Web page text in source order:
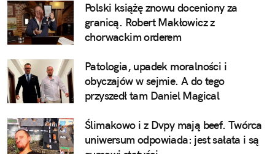
Polski książę znowu doceniony za
granicą. Robert Makłowicz z
chorwackim orderem
Patologia, upadek moralności i
obyczajów w sejmie. A do tego
przyszedł tam Daniel Magical
Ślimakowo i z Dvpy mają beef. Twórca
uniwersum odpowiada: jest sałata i są